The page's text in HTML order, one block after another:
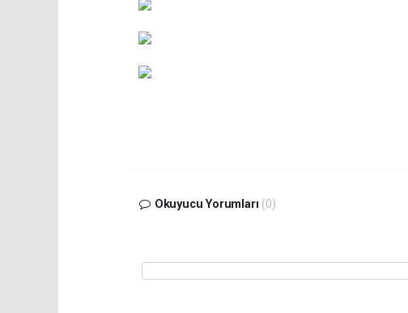
Okuyucu Yorumları (0)